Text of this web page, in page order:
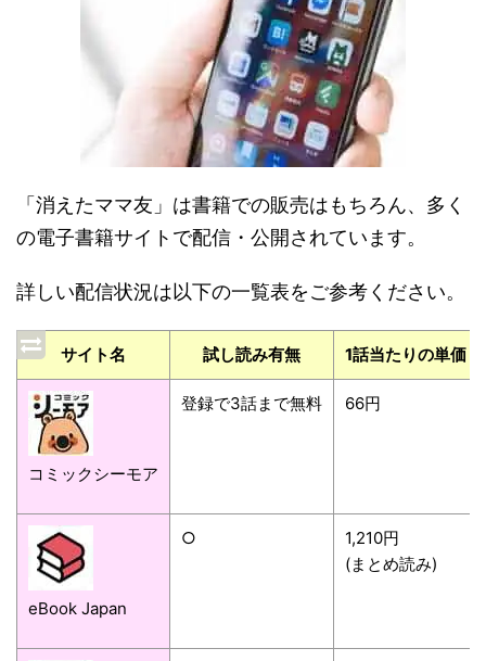
「消えたママ友」は書籍での販売はもちろん、多く
の電子書籍サイトで配信・公開されています。
詳しい配信状況は以下の一覧表をご参考ください。
サイト名 試し読み有無 1話当たりの単価
コミックシーモア
登録で3話まで無料 66円
eBook Japan
○
1,210円
(まとめ読み)